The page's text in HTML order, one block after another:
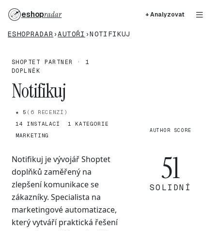
eshopradar + Analyzovat
ESHOPRADAR ›AUTOŘI ›NOTIFIKUJ
SHOPTET PARTNER · 1
DOPLNĚK
Notifikuj
★ 5 (6 RECENZÍ)
14 INSTALACÍ
1 KATEGORIE
MARKETING
Notifikuj je vývojář Shoptet
doplňků zaměřený na
zlepšení komunikace se
zákazníky. Specialista na
marketingové automatizace,
který vytváří praktická řešení
AUTHOR SCORE
51
SOLIDNÍ